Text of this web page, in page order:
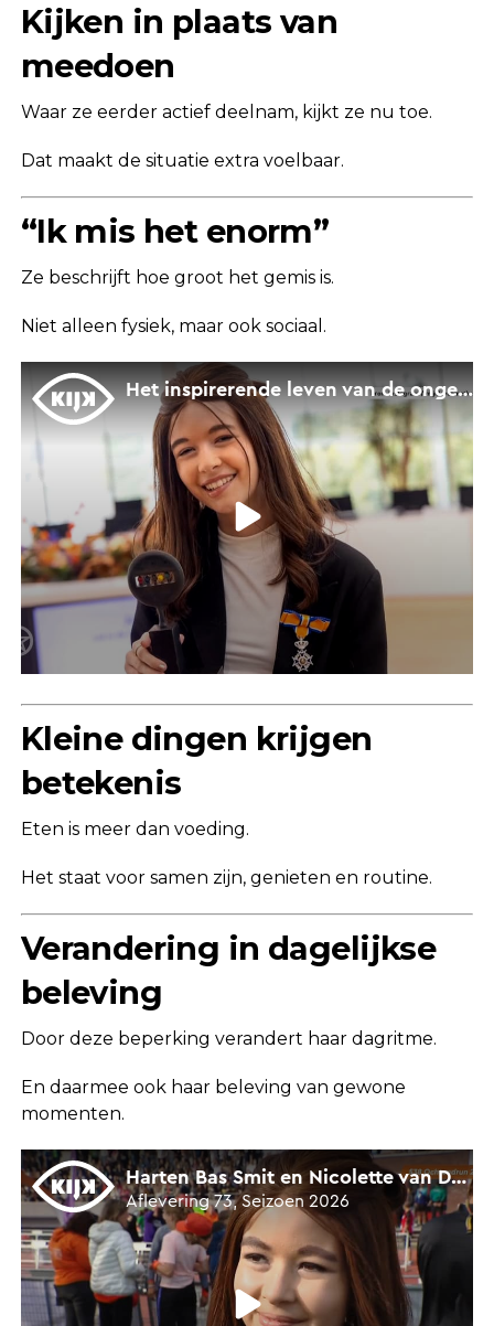
Kijken in plaats van
meedoen
Waar ze eerder actief deelnam, kijkt ze nu toe.
Dat maakt de situatie extra voelbaar.
“Ik mis het enorm”
Ze beschrijft hoe groot het gemis is.
Niet alleen fysiek, maar ook sociaal.
Kleine dingen krijgen
betekenis
Eten is meer dan voeding.
Het staat voor samen zijn, genieten en routine.
Verandering in dagelijkse
beleving
Door deze beperking verandert haar dagritme.
En daarmee ook haar beleving van gewone
momenten.